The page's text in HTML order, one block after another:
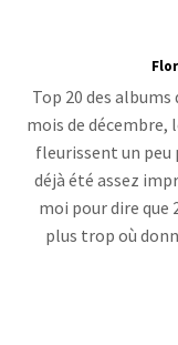
Top 20 des
mois de décembre,
fleurissent un peu
déjà été assez
moi pour dire que
plus trop où